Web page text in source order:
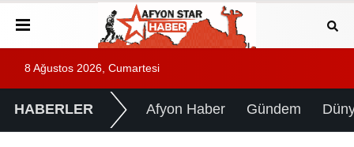
8 Ağustos 2026, Cumartesi
HABERLER Afyon Haber Gündem